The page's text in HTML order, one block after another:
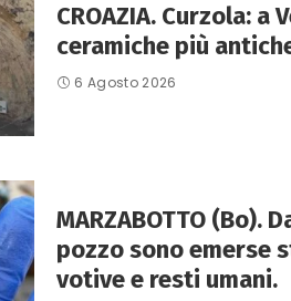
CROAZIA. Curzola: a
ceramiche più
6 Agosto 2026
MARZABOTTO (Bo).
pozzo sono emerse
votive e resti umani.